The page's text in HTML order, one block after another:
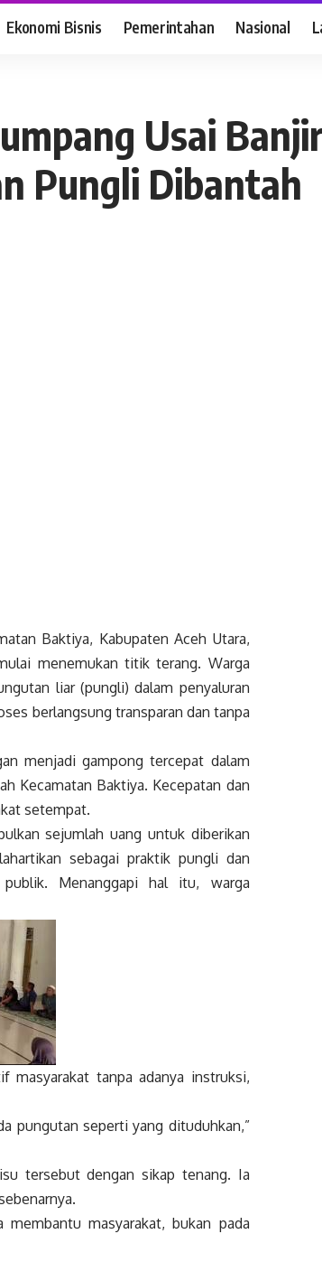
Ekonomi Bisnis Pemerintahan Nasional
Usai
Pungli Dibantah
Baktiya, Kabupaten Aceh Utara,
menemukan titik terang. Warga
liar (pungli) dalam penyaluran
berlangsung transparan dan tanpa
menjadi gampong tercepat dalam
Kecamatan Baktiya. Kecepatan dan
setempat.
sejumlah uang untuk diberikan
sebagai praktik pungli dan
Menanggapi hal itu, warga
masyarakat tanpa adanya instruksi,
pungutan seperti yang dituduhkan,”
tersebut dengan sikap tenang. Ia
masyarakat, bukan pada